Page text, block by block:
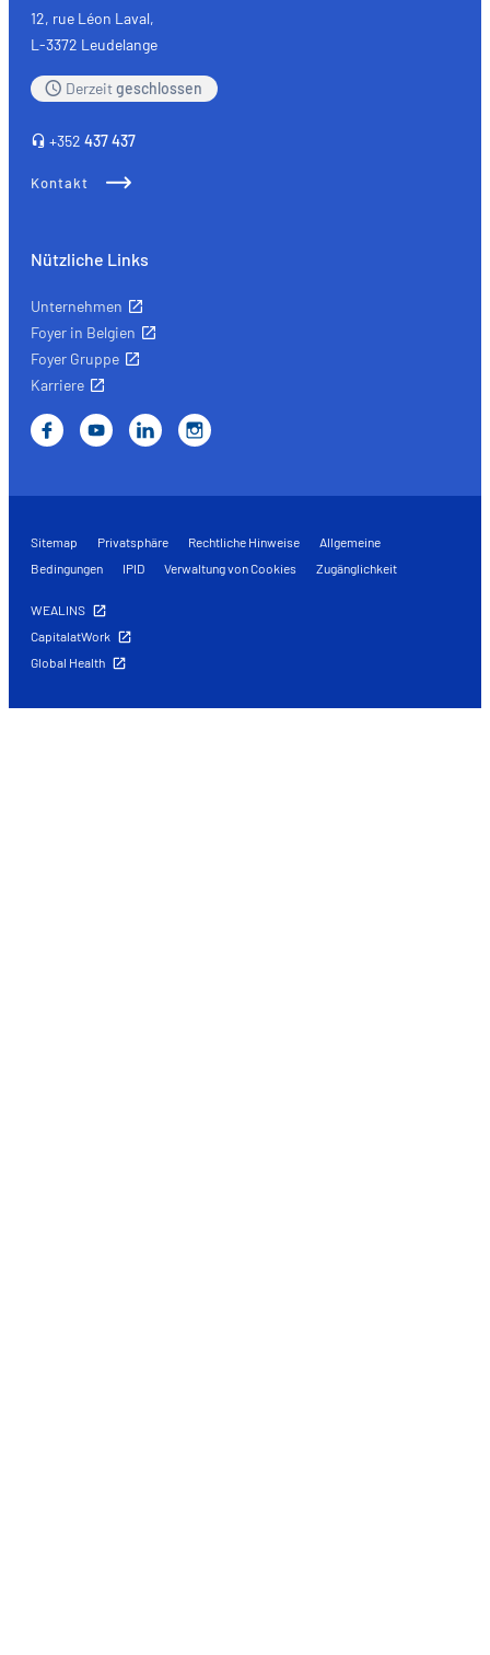
Selbstständige:
die
Versicherungen
12, rue Léon Laval,
L-3372 Leudelange
Derzeitgeschlossen
+352 437 437
Kontakt
Nützliche Links
Unternehmen
Foyer in Belgien
Foyer Gruppe
Karriere
Sitemap Privatsphäre Rechtliche Hinweise
Allgemeine
Bedingungen
IPID Verwaltung von Cookies Zugänglichkeit
WEALINS
CapitalatWork
Global Health